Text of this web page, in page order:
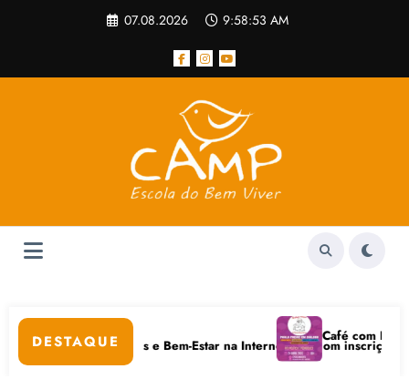
07.08.2026 9:58:53 AM
DESTAQUE
Cuidados Digitais e Bem-Estar na Internet está com inscrições
Café com Paulo